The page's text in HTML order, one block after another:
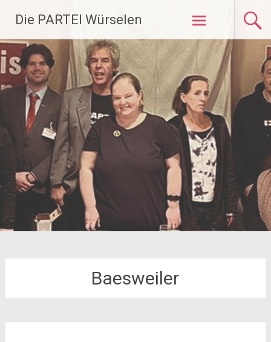
Inhalt
springen
Die PARTEI Würselen
Baesweiler